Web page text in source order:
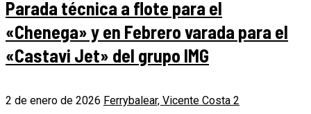
Parada técnica a flote para el
«Chenega» y en Febrero varada para el
«Castavi Jet» del grupo IMG
2 de enero de 2026 Ferrybalear, Vicente Costa 2